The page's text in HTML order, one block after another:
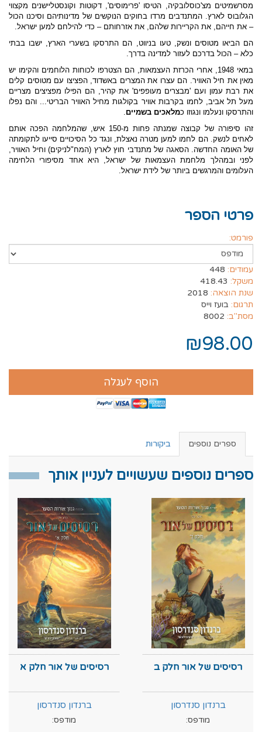
מסרשמיטים מצ'כוסלובקיה, הטיסו 'פרימוסים', דקוטות וקונסטליישנים מקצווי
הגלובוס לארץ. המתנדבים מרדו בחוקים הנוקשים של מדינותיהם וסיכנו הכול
– את חייהם, את הקריירות שלהם, את אזרחותם – כדי להילחם למען ישראל.
הם הביאו מטוסים ונשק, טעו בניווט, הם התרסקו בשערי הארץ, ישבו בבתי
כלא – הכול בדרכם לעזור למדינה בדרך.
במאי 1948, אחרי הכרזת העצמאות, הם הצטרפו לכוחות הלוחמים והקימו יש
מאין את חיל האוויר. הם עצרו את המצרים באשדוד, הפציצו עם מטוסים קלים
את רבת עמון ועם 'מבצרים מעופפים' את קהיר, הם הפילו מפציצים מצריים
מעל תל אביב, לחמו בקרבות אוויר בקולגות מחיל האוויר הבריטי... והם נפלו
והתרסקו ונעלמו ונגוזו כמלאכים בשמיים
זהו סיפורה של קבוצה שמנתה פחות מ-150 איש, שהמלחמה הפכה אותם
לאחים לנשק. הם לחמו למען מטרה נאצלת, ונגד כל הסיכויים סייעו לתקומתה
של האומה החדשה. הסאגה של מתנדבי חוץ לארץ (המח"לניקים) וחיל האוויר,
לפני ובמהלך מלחמת העצמאות של ישראל, היא אחד מסיפורי הלחימה
העלומים והמרגשים ביותר של לידת ישראל.
פרטי הספר
פורמט:
עמודים: 448
משקל: 418.43
שנת הוצאה: 2018
תרגום: בועז וייס
מסת"ב: 8002
₪98.00
הוסף לעגלה
ספרים נוספים ביקורות
ספרים נוספים שעשויים לעניין אותך
רסיסים של אור חלק ב
ברנדון סנדרסון
מודפס:
רסיסים של אור חלק א
ברנדון סנדרסון
מודפס: